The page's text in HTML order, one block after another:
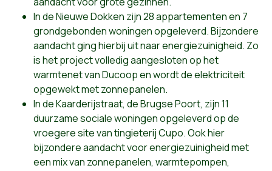
In de Nieuwe Dokken zijn 28 appartementen en 7
grondgebonden woningen opgeleverd. Bijzondere
aandacht ging hierbij uit naar energiezuinigheid. Zo
is het project volledig aangesloten op het
warmtenet van Ducoop en wordt de elektriciteit
opgewekt met zonnepanelen.
In de Kaarderijstraat, de Brugse Poort, zijn 11
duurzame sociale woningen opgeleverd op de
vroegere site van tingieterij Cupo. Ook hier
bijzondere aandacht voor energiezuinigheid met
een mix van zonnepanelen, warmtepompen,